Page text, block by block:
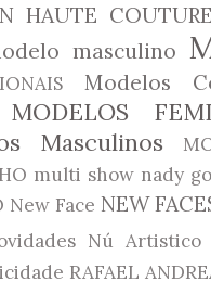
HAUTE
masculino
Modelos
MODELOS
Masculinos
multi show nady
New Face NEW
Nú Artistico
RAFAEL